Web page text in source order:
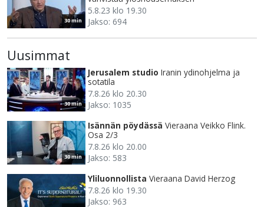
30 min
5.8.23 klo 19.30
Jakso: 694
Uusimmat
30 min
Jerusalem studio Iranin ydinohjelma ja
sotatila
7.8.26 klo 20.30
Jakso: 1035
30 min
Isännän pöydässä Vieraana Veikko Flink.
Osa 2/3
7.8.26 klo 20.00
Jakso: 583
Yliluonnollista Vieraana David Herzog
7.8.26 klo 19.30
Jakso: 963